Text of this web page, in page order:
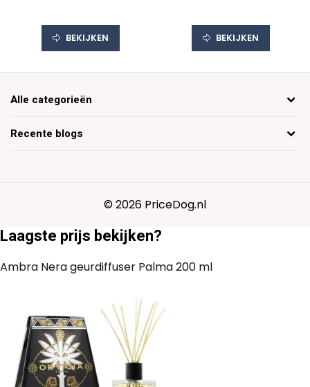
BEKIJKEN BEKIJKEN
Recente blogs
Alle categorieën
© 2026 PriceDog.nl
Laagste prijs bekijken?
Ambra Nera geurdiffuser Palma 200 ml